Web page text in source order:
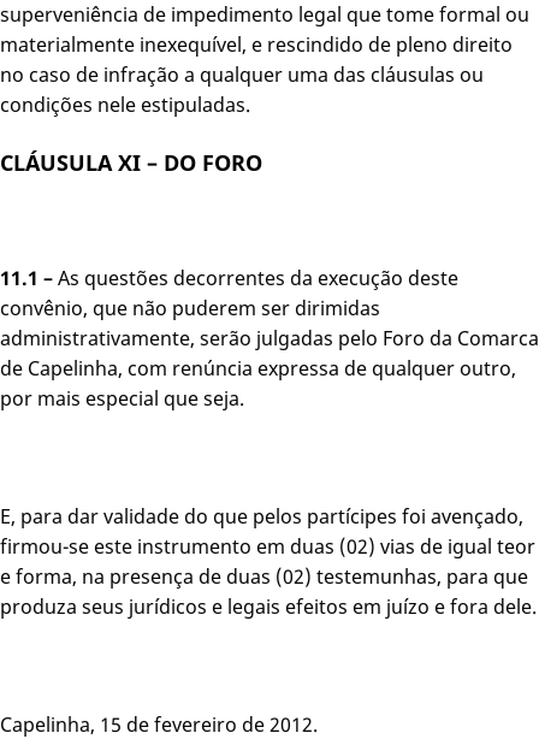
superveniência de impedimento legal que tome formal ou
materialmente inexequível, e rescindido de pleno direito
no caso de infração a qualquer uma das cláusulas ou
condições nele estipuladas.
CLÁUSULA XI – DO FORO
11.1 –As questões decorrentes da execução deste
convênio, que não puderem ser dirimidas
administrativamente, serão julgadas pelo Foro da Comarca
de Capelinha, com renúncia expressa de qualquer outro,
por mais especial que seja.
E, para dar validade do que pelos partícipes foi avençado,
firmou-se este instrumento em duas (02) vias de igual teor
e forma, na presença de duas (02) testemunhas, para que
produza seus jurídicos e legais efeitos em juízo e fora dele.
Capelinha, 15 de fevereiro de 2012.